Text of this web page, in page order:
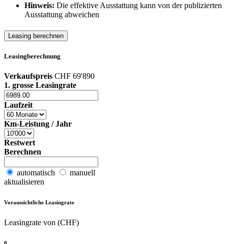
Hinweis: Die effektive Ausstattung kann von der publizierten
Ausstattung abweichen
Leasing berechnen
Leasingberechnung
Verkaufspreis CHF 69'890
1. grosse Leasingrate
Laufzeit
Km-Leistung / Jahr
Restwert
Berechnen
automatisch
manuell
aktualisieren
Voraussichtliche Leasingrate
Leasingrate von (CHF)